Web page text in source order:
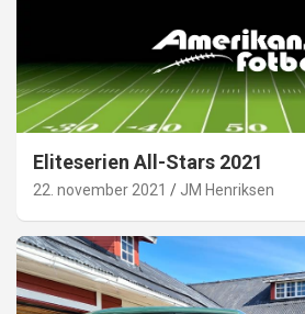
Eliteserien All-Stars 2021
22. november 2021 JM Henriksen